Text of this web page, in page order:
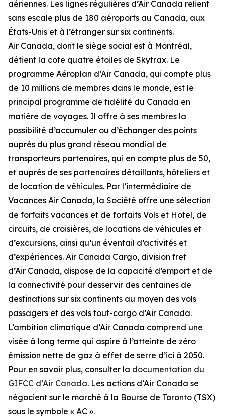
aériennes. Les lignes régulières d’Air Canada relient
sans escale plus de 180 aéroports au Canada, aux
États-Unis et à l’étranger sur six continents.
Air Canada, dont le siège social est à Montréal,
détient la cote quatre étoiles de Skytrax. Le
programme Aéroplan d’Air Canada, qui compte plus
de 10 millions de membres dans le monde, est le
principal programme de fidélité du Canada en
matière de voyages. Il offre à ses membres la
possibilité d’accumuler ou d’échanger des points
auprès du plus grand réseau mondial de
transporteurs partenaires, qui en compte plus de 50,
et auprès de ses partenaires détaillants, hôteliers et
de location de véhicules. Par l’intermédiaire de
Vacances Air Canada, la Société offre une sélection
de forfaits vacances et de forfaits Vols et Hôtel, de
circuits, de croisières, de locations de véhicules et
d’excursions, ainsi qu’un éventail d’activités et
d’expériences. Air Canada Cargo, division fret
d’Air Canada, dispose de la capacité d’emport et de
la connectivité pour desservir des centaines de
destinations sur six continents au moyen des vols
passagers et des vols tout-cargo d’Air Canada.
L’ambition climatique d’Air Canada comprend une
visée à long terme qui aspire à l’atteinte de zéro
émission nette de gaz à effet de serre d’ici à 2050.
Pour en savoir plus, consulter la documentation du
GIFCC d’Air Canada. Les actions d’Air Canada se
négocient sur le marché à la Bourse de Toronto (TSX)
sous le symbole « AC ».